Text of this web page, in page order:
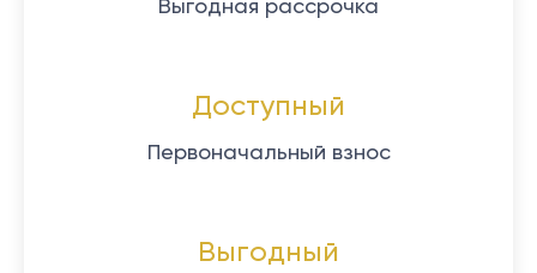
Выгодная рассрочка
Доступный
Первоначальный взнос
Выгодный